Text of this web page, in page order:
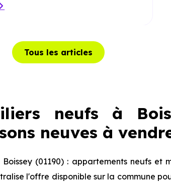
Tous les articles
neufs à
neuves à
(01190) : appartements neufs et
l'offre disponible sur la commune